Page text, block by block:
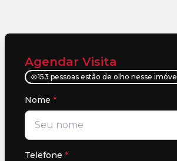
Agendar Visita
153 pessoas estão de olho nesse imóvel
Nome *
Telefone *